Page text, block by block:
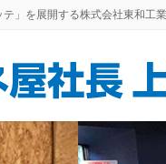
」を展開する株式会社東和工業